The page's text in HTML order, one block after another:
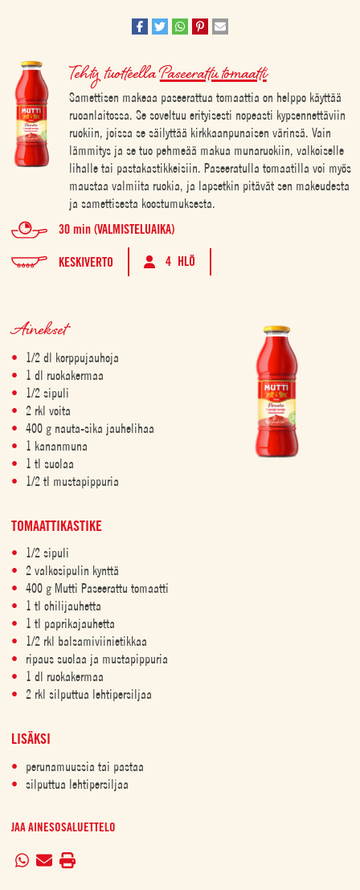
Tehty tuotteellaPaseerattu tomaatti
Samettisen makeaa paseerattua tomaattia on helppo käyttää
ruoanlaitossa. Se soveltuu erityisesti nopeasti kypsennettäviin
ruokiin, joissa se säilyttää kirkkaanpunaisen värinsä. Vain
lämmitys ja se tuo pehmeää makua munaruokiin, valkoiselle
lihalle tai pastakastikkeisiin. Paseeratulla tomaatilla voi myös
maustaa valmiita ruokia, ja lapsetkin pitävät sen makeudesta
ja samettisesta koostumuksesta.
30 min (VALMISTELUAIKA)
KESKIVERTO 4 HLÖ
Ainekset
1/2 dl korppujauhoja
1 dl ruokakermaa
1/2 sipuli
2 rkl voita
400 g nauta-sika jauhelihaa
1 kananmuna
1 tl suolaa
1/2 tl mustapippuria
TOMAATTIKASTIKE
1/2 sipuli
2 valkosipulin kynttä
400 g Mutti Paseerattu tomaatti
1 tl chilijauhetta
1 tl paprikajauhetta
1/2 rkl balsamiviinietikkaa
ripaus suolaa ja mustapippuria
1 dl ruokakermaa
2 rkl silputtua lehtipersiljaa
LISÄKSI
perunamuussia tai pastaa
silputtua lehtipersiljaa
JAA AINESOSALUETTELO